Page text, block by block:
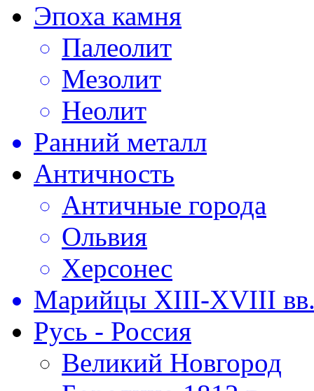
Эпоха камня
Палеолит
Мезолит
Неолит
Ранний металл
Античность
Античные города
Ольвия
Херсонес
Марийцы XIII-XVIII
Русь - Россия
Великий Новгород